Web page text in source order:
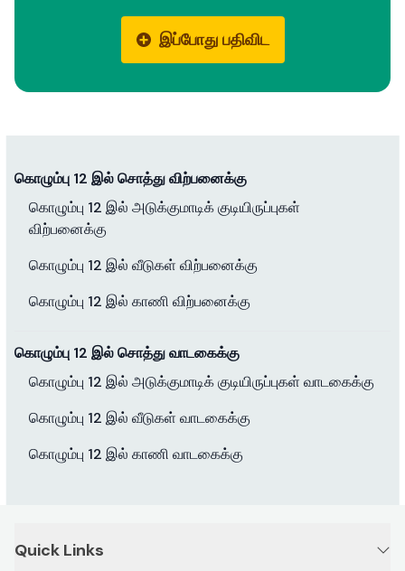
இப்போது பதிவிட
கொழும்பு 12 இல் சொத்து விற்பனைக்கு
கொழும்பு 12 இல் அடுக்குமாடிக் குடியிருப்புகள்
விற்பனைக்கு
கொழும்பு 12 இல் வீடுகள் விற்பனைக்கு
கொழும்பு 12 இல் காணி விற்பனைக்கு
கொழும்பு 12 இல் சொத்து வாடகைக்கு
கொழும்பு 12 இல் அடுக்குமாடிக் குடியிருப்புகள் வாடகைக்கு
கொழும்பு 12 இல் வீடுகள் வாடகைக்கு
கொழும்பு 12 இல் காணி வாடகைக்கு
Quick Links